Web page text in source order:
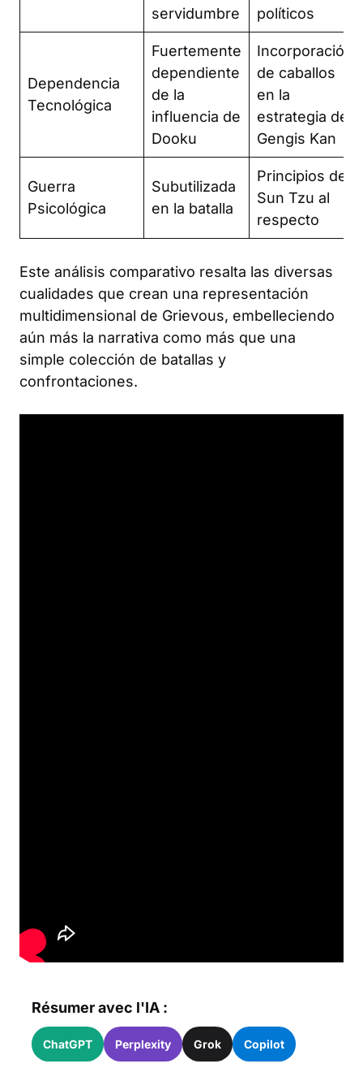
servidumbre políticos
Dependencia
Tecnológica
Fuertemente
dependiente
de la
influencia de
Dooku
Incorporación
de caballos
en la
estrategia de
Gengis Kan
Guerra
Psicológica
Subutilizada
en la batalla
Principios de
Sun Tzu al
respecto
Este análisis comparativo resalta las diversas
cualidades que crean una representación
multidimensional de Grievous, embelleciendo
aún más la narrativa como más que una
simple colección de batallas y
confrontaciones.
Résumer avec l'IA :
ChatGPT Perplexity Grok Copilot